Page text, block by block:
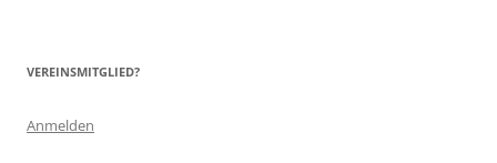
VEREINSMITGLIED?
Anmelden